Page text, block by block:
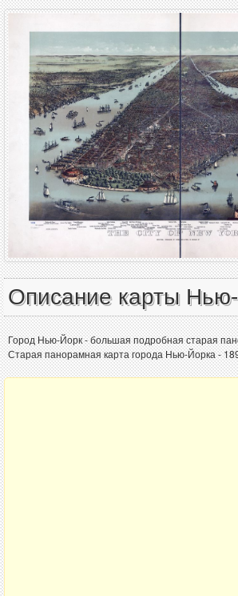
Описание карты
Город Нью-Йорк - большая подробная старая
Старая панорамная карта города Нью-Йорка -